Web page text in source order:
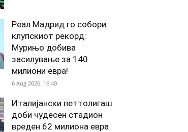
Реал Мадрид го собори
клупскиот рекорд:
Мурињо добива
засилување за 140
милиони евра!
6 Aug 2026. 16:40
Италијански петтолигаш
доби чудесен стадион
вреден 62 милиона евра